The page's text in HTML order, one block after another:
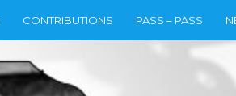
CONTRIBUTIONS PASS – PASS